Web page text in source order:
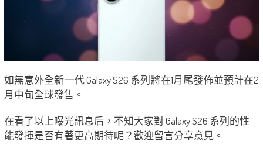
如無意外全新一代 Galaxy S26 系列將在1月尾發佈並預計在2
月中旬全球發售。
在看了以上曝光訊息后，不知大家對 Galaxy S26 系列的性
能發揮是否有著更高期待呢？歡迎留言分享意見。